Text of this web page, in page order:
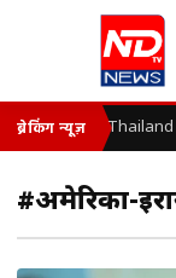
ब्रेकिंग न्यूज़ Thailand
#अमेरिका-